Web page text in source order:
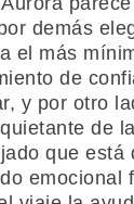
demás
el más
de
y por otro
de
que
emocional